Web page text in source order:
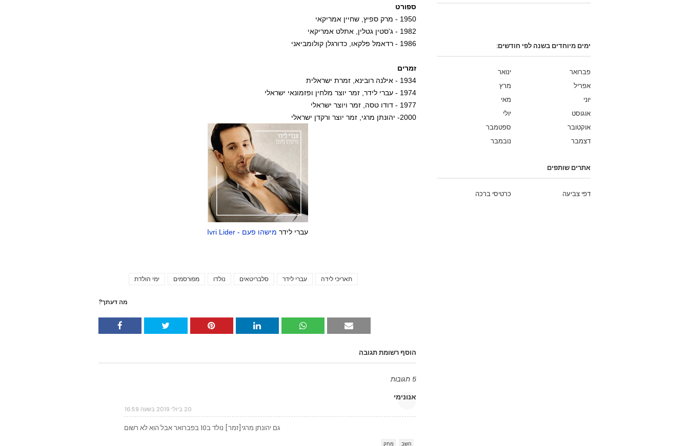
ספורט
1950 - מרק ספיץ, שחיין אמריקאי
1982 - ג'סטין גטלין, אתלט אמריקאי
1986 - רדאמל פלקאו, כדורגלן קולומביאני
זמרים
1934 - אילנה רובינא, זמרת ישראלית
1974 - עברי לידר, זמר יוצר מלחין ופזמונאי ישראלי
1977 - דודו טסה, זמר ויוצר ישראלי
2000- יהונתן מרגי, זמר יוצר ורקדן ישראלי
עברי לידר מישהו פעם - Ivri Lider
ימי הולדת מפורסמים נולדו סלבריטאים עברי לידר תאריכי לידה
מה דעתך?
הוסף רשומת תגובה
5 תגובות
אנונימי
20 ביולי 2019 בשעה 16:59
גם יהונתן מרגי[זמר] נולד ב10 בפברואר אבל הוא לא רשום
השב מחק
ימים מיוחדים בשנה לפי חודשים:
ינואר
פברואר
מרץ
אפריל
מאי
יוני
יולי
אוגוסט
ספטמבר
אוקטובר
נובמבר
דצמבר
אתרים שותפים
כרטיסי ברכה דפי צביעה